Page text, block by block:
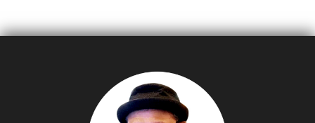
มุ่งสู่เป้าหมายความเป็นกลาง
แคล ไม่มีน้ำตาล